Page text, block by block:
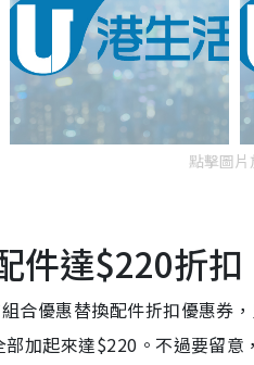
點擊圖片
件達$220折扣
合優惠替換配件折扣優惠券
加起來達$220。不過要留